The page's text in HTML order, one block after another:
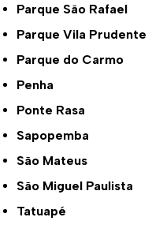
Parque São Rafael
Parque Vila Prudente
Parque do Carmo
Penha
Ponte Rasa
Sapopemba
São Mateus
São Miguel Paulista
Tatuapé